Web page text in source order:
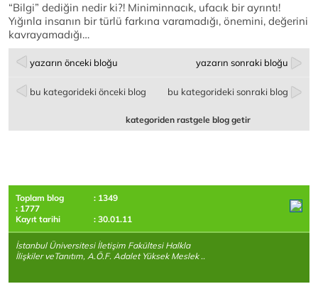
“Bilgi” dediğin nedir ki?! Miniminnacık, ufacık bir ayrıntı!
Yığınla insanın bir türlü farkına varamadığı, önemini, değerini
kavrayamadığı…
yazarın önceki bloğu yazarın sonraki bloğu
bu kategorideki önceki blog bu kategorideki sonraki blog
kategoriden rastgele blog getir
Toplam blog
: 1349
: 1777
Kayıt tarihi
: 30.01.11
İstanbul Üniversitesi İletişim Fakültesi Halkla
İlişkiler veTanıtım, A.Ö.F. Adalet Yüksek Meslek ..